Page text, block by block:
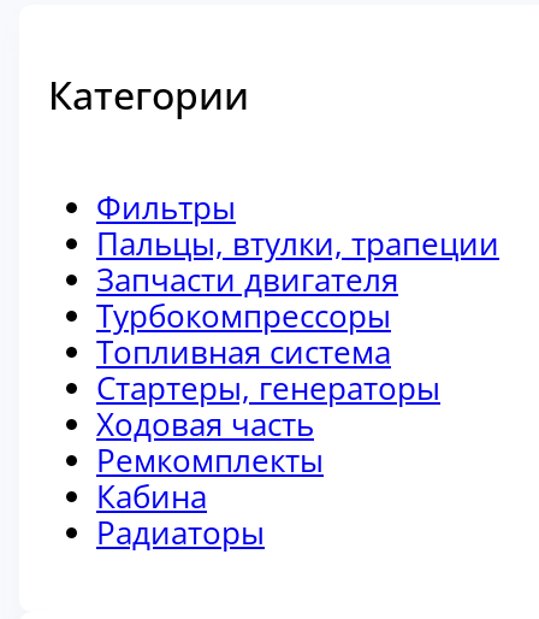
Категории
Фильтры
Пальцы, втулки, трапеции
Запчасти двигателя
Турбокомпрессоры
Топливная система
Стартеры, генераторы
Ходовая часть
Ремкомплекты
Кабина
Радиаторы